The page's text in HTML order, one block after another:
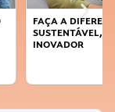
SEJA
SEJA